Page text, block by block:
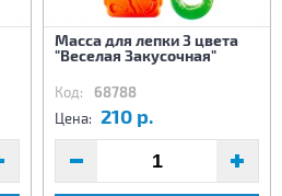
Масса для лепки 3 цвета
"Веселая Закусочная"
Код: 68788
Цена: 210 р.